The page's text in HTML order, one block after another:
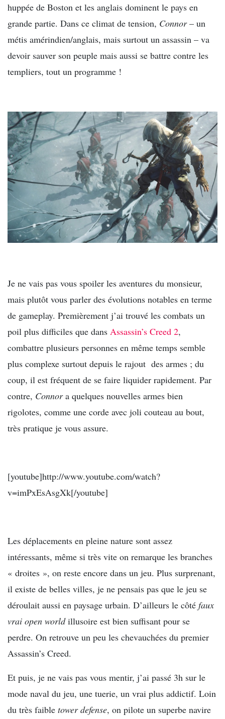
huppée de Boston et les anglais dominent le pays en
grande partie. Dans ce climat de tension, Connor– un
métis amérindien/anglais, mais surtout un assassin – va
devoir sauver son peuple mais aussi se battre contre les
templiers, tout un programme !
Je ne vais pas vous spoiler les aventures du monsieur,
mais plutôt vous parler des évolutions notables en terme
de gameplay. Premièrement j’ai trouvé les combats un
poil plus difficiles que dans Assassin’s Creed 2,
combattre plusieurs personnes en même temps semble
plus complexe surtout depuis le rajout des armes ; du
coup, il est fréquent de se faire liquider rapidement. Par
contre, Connora quelques nouvelles armes bien
rigolotes, comme une corde avec joli couteau au bout,
très pratique je vous assure.
[youtube]http://www.youtube.com/watch?
v=imPxEsAsgXk[/youtube]
Les déplacements en pleine nature sont assez
intéressants, même si très vite on remarque les branches
« droites », on reste encore dans un jeu. Plus surprenant,
il existe de belles villes, je ne pensais pas que le jeu se
déroulait aussi en paysage urbain. D’ailleurs le côté faux
vrai open worldillusoire est bien suffisant pour se
perdre. On retrouve un peu les chevauchées du premier
Assassin’s Creed.
Et puis, je ne vais pas vous mentir, j’ai passé 3h sur le
mode naval du jeu, une tuerie, un vrai plus addictif. Loin
du très faible tower defense, on pilote un superbe navire